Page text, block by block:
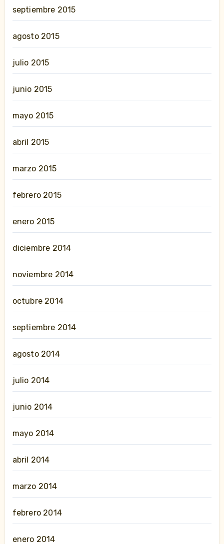
septiembre 2015
agosto 2015
julio 2015
junio 2015
mayo 2015
abril 2015
marzo 2015
febrero 2015
enero 2015
diciembre 2014
noviembre 2014
octubre 2014
septiembre 2014
agosto 2014
julio 2014
junio 2014
mayo 2014
abril 2014
marzo 2014
febrero 2014
enero 2014